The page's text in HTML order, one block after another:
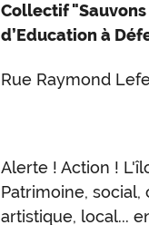
Collectif "Sauvons
d’Education à
Rue Raymond
Alerte ! Action !
Patrimoine,
artistique, local...